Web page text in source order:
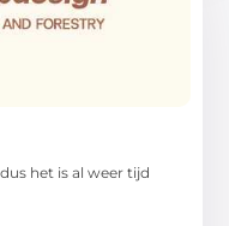
het is al weer tijd